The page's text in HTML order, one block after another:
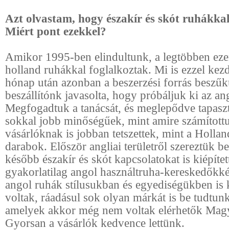
Azt olvastam, hogy északír és skót
Miért pont ezekkel?
Amikor 1995-ben elindultunk, a legtöbben
holland ruhákkal foglalkoztak. Mi is ezzel
hónap után azonban a beszerzési forrás
beszállítónk javasolta, hogy próbáljuk ki az
Megfogadtuk a tanácsát, és meglepődve
sokkal jobb minőségűek, mint amire
vásárlóknak is jobban tetszettek, mint a
darabok. Először angliai területről szereztük
később északír és skót kapcsolatokat is
gyakorlatilag angol használtruha-
angol ruhák stílusukban és egyediségükben is
voltak, ráadásul sok olyan márkát is be
amelyek akkor még nem voltak elérhetők
Gyorsan a vásárlók kedvence lettünk.